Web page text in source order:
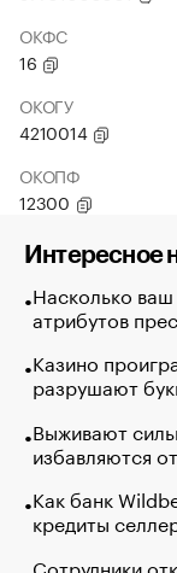
ОКФС
16
ОКОГУ
4210014
ОКОПФ
12300
Интересное
Насколько ваш
атрибутов
Казино
разрушают
Выживают
избавляются
Как банк
кредиты
Сотрудники